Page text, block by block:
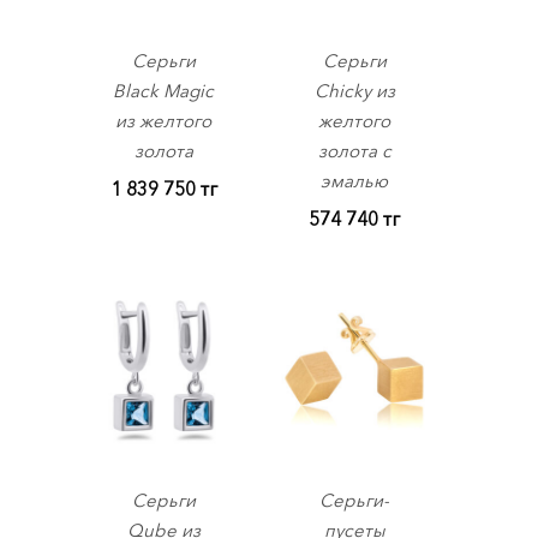
Серьги
Black Magic
из желтого
золота
1 839 750 тг
Серьги
Chicky из
желтого
золота с
эмалью
574 740тг
Серьги
Qube из
Серьги-
пусеты